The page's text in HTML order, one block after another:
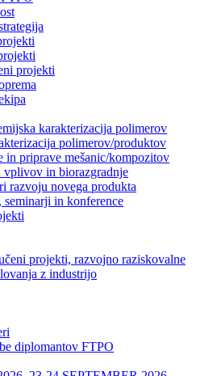
projekti
karakterizacija polimerov
polimerov/produktov
in priprave mešanic/kompozitov
vplivov in biorazgradnje
razvoju novega produkta
seminarji in konference
projekti, razvojno raziskovalne
z industrijo
diplomantov FTPO